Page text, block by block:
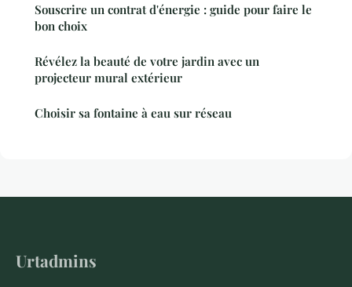
Souscrire un contrat d'énergie : guide pour faire le
bon choix
Révélez la beauté de votre jardin avec un
projecteur mural extérieur
Choisir sa fontaine à eau sur réseau
Urtadmins